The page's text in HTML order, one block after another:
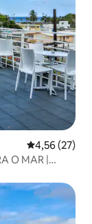
4,56 de uma
4,56 (27)
O MAR |